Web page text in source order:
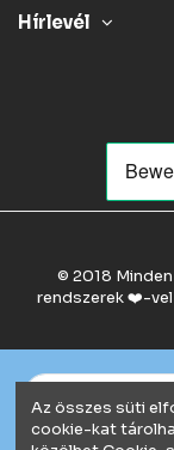
Hírlevél
© 2018
rendszerek ❤️-
Az összes süti
cookie-kat